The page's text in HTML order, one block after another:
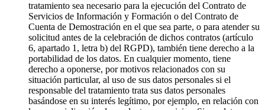
tratamiento sea necesario para la ejecución del Contrato de
Servicios de Información y Formación o del Contrato de
Cuenta de Demostración en el que sea parte, o para atender su
solicitud antes de la celebración de dichos contratos (artículo
6, apartado 1, letra b) del RGPD), también tiene derecho a la
portabilidad de los datos. En cualquier momento, tiene
derecho a oponerse, por motivos relacionados con su
situación particular, al uso de sus datos personales si el
responsable del tratamiento trata sus datos personales
basándose en su interés legítimo, por ejemplo, en relación con